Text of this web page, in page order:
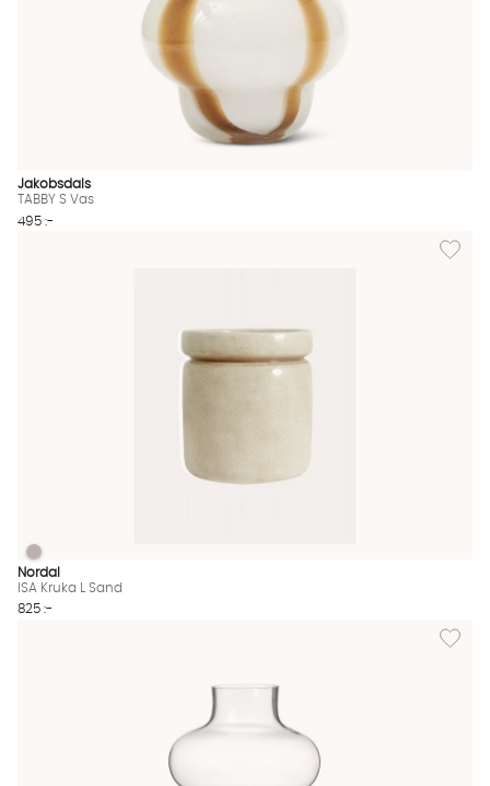
Jakobsdals
TABBY S Vas
495 :-
Lägg
ISA Kruka L Sand Finns även i dessa färger:
ISA Kruka L Sand
Nordal
ISA Kruka L Sand
825 :-
Lägg